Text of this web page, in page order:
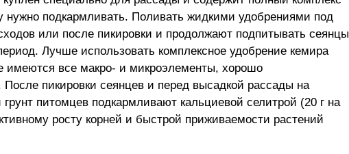
нужно подкармливать. Поливать жидкими удобрениями под
или после пикировки и продолжают подпитывать сеянцы
Лучше использовать комплексное удобрение кемира
имеются все макро- и микроэлементы, хорошо
пикировки сеянцев и перед высадкой рассады на
питомцев подкармливают кальциевой селитрой (20 г на
росту корней и быстрой приживаемости растений